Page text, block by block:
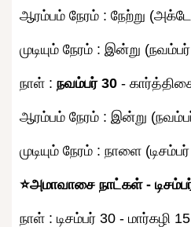
ஆரம்பம் நேரம் : நேற்று
முடியும் நேரம் : இன்று
நாள் : நவம்பர் 30 -
ஆரம்பம் நேரம் : இன்று
முடியும் நேரம் : நாளை
⭐அமாவாசை நாட்கள் -
நாள் : டிசம்பர் 30 - மார்கழி